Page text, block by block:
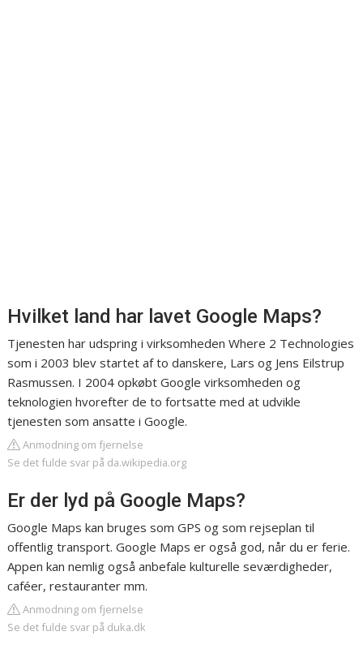
Hvilket land har lavet Google Maps?
Tjenesten har udspring i virksomheden Where 2 Technologies
som i 2003 blev startet af to danskere, Lars og Jens Eilstrup
Rasmussen. I 2004 opkøbt Google virksomheden og
teknologien hvorefter de to fortsatte med at udvikle
tjenesten som ansatte i Google.
Anmodning om fjernelse
Se det fulde svar på da.wikipedia.org
Er der lyd på Google Maps?
Google Maps kan bruges som GPS og som rejseplan til
offentlig transport. Google Maps er også god, når du er ferie.
Appen kan nemlig også anbefale kulturelle seværdigheder,
caféer, restauranter mm.
Anmodning om fjernelse
Se det fulde svar på duka.dk